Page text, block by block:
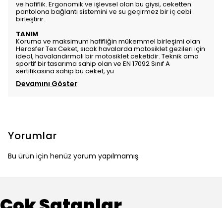
ve hafiflik. Ergonomik ve işlevsel olan bu giysi, ceketten
pantolona bağlantı sistemini ve su geçirmez bir iç cebi
birleştirir.
TANIM
Koruma ve maksimum hafifliğin mükemmel birleşimi olan
Herosfer Tex Ceket, sıcak havalarda motosiklet gezileri için
ideal, havalandırmalı bir motosiklet ceketidir. Teknik ama
sportif bir tasarıma sahip olan ve EN 17092 Sınıf A
sertifikasına sahip bu ceket, yu
Devamını Göster
Yorumlar
Bu ürün için henüz yorum yapılmamış.